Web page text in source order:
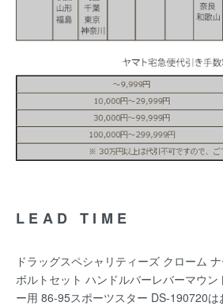
LEAD TIME
ドラッグスペシャリティーズ クローム
ボルトセット ハンドルバーレバーマウ
ー用 86-95スポーツスター DS-190720は